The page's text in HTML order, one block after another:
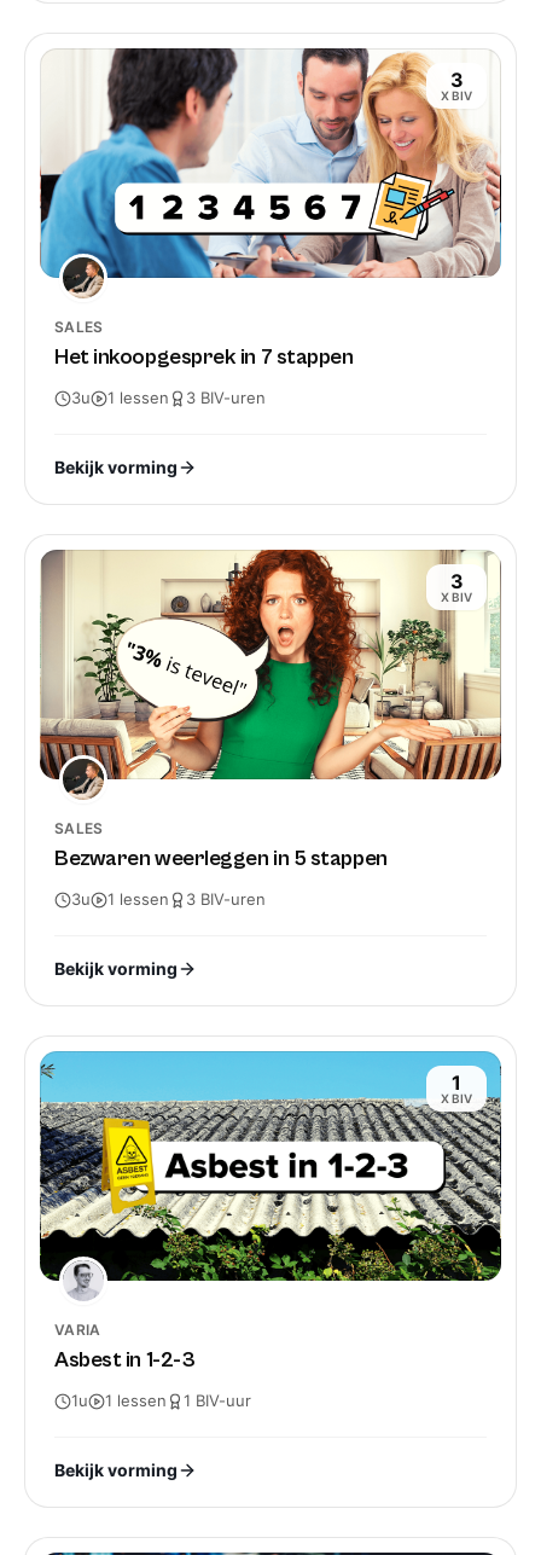
3
X BIV
SALES
Het inkoopgesprek in 7 stappen
3u 1 lessen 3 BIV-uren
Bekijk vorming
3
X BIV
SALES
Bezwaren weerleggen in 5 stappen
3u 1 lessen 3 BIV-uren
Bekijk vorming
1
X BIV
VARIA
Asbest in 1-2-3
1u 1 lessen 1 BIV-uur
Bekijk vorming